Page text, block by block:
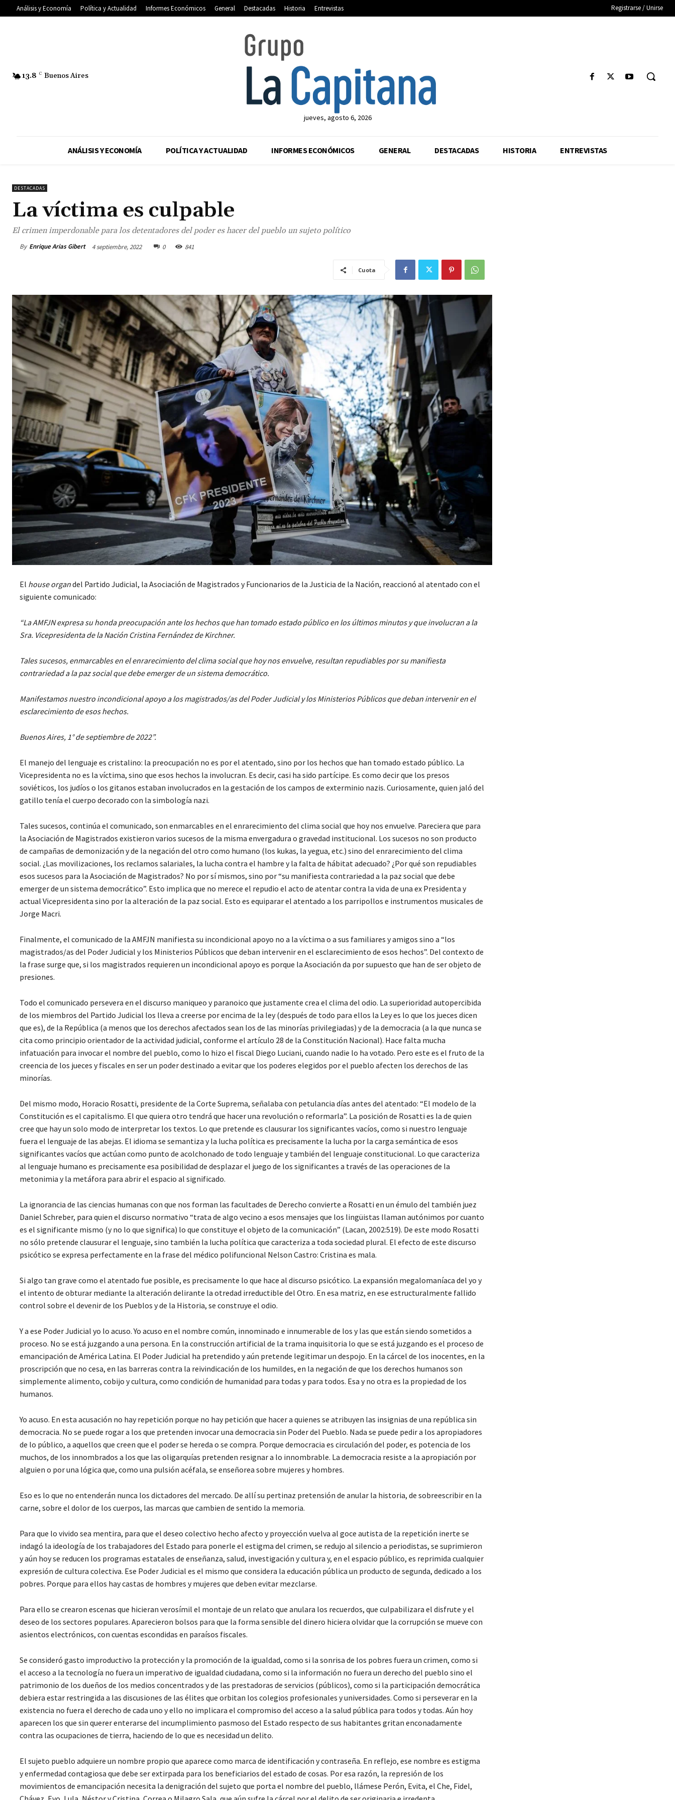
Análisis y Economía Política y Actualidad Informes Económicos General Destacadas Historia Entrevistas Registrarse / Unirse
13.8 C Buenos Aires
jueves, agosto 6, 2026
ANÁLISIS Y ECONOMÍA POLÍTICA Y ACTUALIDAD INFORMES ECONÓMICOS GENERAL DESTACADAS HISTORIA ENTREVISTAS
DESTACADAS
La víctima es culpable
El crimen imperdonable para los detentadores del poder es hacer del pueblo un sujeto político
By Enrique Arias Gibert 4 septiembre, 2022 0 841
Cuota
El house organdel Partido Judicial, la Asociación de Magistrados y Funcionarios de la Justicia de la Nación, reaccionó al atentado con el
siguiente comunicado:
“La AMFJN expresa su honda preocupación ante los hechos que han tomado estado público en los últimos minutos y que involucran a la
Sra. Vicepresidenta de la Nación Cristina Fernández de Kirchner.
Tales sucesos, enmarcables en el enrarecimiento del clima social que hoy nos envuelve, resultan repudiables por su manifiesta
contrariedad a la paz social que debe emerger de un sistema democrático.
Manifestamos nuestro incondicional apoyo a los magistrados/as del Poder Judicial y los Ministerios Públicos que deban intervenir en el
esclarecimiento de esos hechos.
Buenos Aires, 1° de septiembre de 2022”.
El manejo del lenguaje es cristalino: la preocupación no es por el atentado, sino por los hechos que han tomado estado público. La
Vicepresidenta no es la víctima, sino que esos hechos la involucran. Es decir, casi ha sido partícipe. Es como decir que los presos
soviéticos, los judíos o los gitanos estaban involucrados en la gestación de los campos de exterminio nazis. Curiosamente, quien jaló del
gatillo tenía el cuerpo decorado con la simbología nazi.
Tales sucesos, continúa el comunicado, son enmarcables en el enrarecimiento del clima social que hoy nos envuelve. Pareciera que para
la Asociación de Magistrados existieron varios sucesos de la misma envergadura o gravedad institucional. Los sucesos no son producto
de campañas de demonización y de la negación del otro como humano (los kukas, la yegua, etc.) sino del enrarecimiento del clima
social. ¿Las movilizaciones, los reclamos salariales, la lucha contra el hambre y la falta de hábitat adecuado? ¿Por qué son repudiables
esos sucesos para la Asociación de Magistrados? No por sí mismos, sino por “su manifiesta contrariedad a la paz social que debe
emerger de un sistema democrático”. Esto implica que no merece el repudio el acto de atentar contra la vida de una ex Presidenta y
actual Vicepresidenta sino por la alteración de la paz social. Esto es equiparar el atentado a los parripollos e instrumentos musicales de
Jorge Macri.
Finalmente, el comunicado de la AMFJN manifiesta su incondicional apoyo no a la víctima o a sus familiares y amigos sino a “los
magistrados/as del Poder Judicial y los Ministerios Públicos que deban intervenir en el esclarecimiento de esos hechos”. Del contexto de
la frase surge que, si los magistrados requieren un incondicional apoyo es porque la Asociación da por supuesto que han de ser objeto de
presiones.
Todo el comunicado persevera en el discurso maniqueo y paranoico que justamente crea el clima del odio. La superioridad autopercibida
de los miembros del Partido Judicial los lleva a creerse por encima de la ley (después de todo para ellos la Ley es lo que los jueces dicen
que es), de la República (a menos que los derechos afectados sean los de las minorías privilegiadas) y de la democracia (a la que nunca se
cita como principio orientador de la actividad judicial, conforme el artículo 28 de la Constitución Nacional). Hace falta mucha
infatuación para invocar el nombre del pueblo, como lo hizo el fiscal Diego Luciani, cuando nadie lo ha votado. Pero este es el fruto de la
creencia de los jueces y fiscales en ser un poder destinado a evitar que los poderes elegidos por el pueblo afecten los derechos de las
minorías.
Del mismo modo, Horacio Rosatti, presidente de la Corte Suprema, señalaba con petulancia días antes del atentado: “El modelo de la
Constitución es el capitalismo. El que quiera otro tendrá que hacer una revolución o reformarla”. La posición de Rosatti es la de quien
cree que hay un solo modo de interpretar los textos. Lo que pretende es clausurar los significantes vacíos, como si nuestro lenguaje
fuera el lenguaje de las abejas. El idioma se semantiza y la lucha política es precisamente la lucha por la carga semántica de esos
significantes vacíos que actúan como punto de acolchonado de todo lenguaje y también del lenguaje constitucional. Lo que caracteriza
al lenguaje humano es precisamente esa posibilidad de desplazar el juego de los significantes a través de las operaciones de la
metonimia y la metáfora para abrir el espacio al significado.
La ignorancia de las ciencias humanas con que nos forman las facultades de Derecho convierte a Rosatti en un émulo del también juez
Daniel Schreber, para quien el discurso normativo “trata de algo vecino a esos mensajes que los lingüistas llaman autónimos por cuanto
es el significante mismo (y no lo que significa) lo que constituye el objeto de la comunicación” (Lacan, 2002:519). De este modo Rosatti
no sólo pretende clausurar el lenguaje, sino también la lucha política que caracteriza a toda sociedad plural. El efecto de este discurso
psicótico se expresa perfectamente en la frase del médico polifuncional Nelson Castro: Cristina es mala.
Si algo tan grave como el atentado fue posible, es precisamente lo que hace al discurso psicótico. La expansión megalomaníaca del yo y
el intento de obturar mediante la alteración delirante la otredad irreductible del Otro. En esa matriz, en ese estructuralmente fallido
control sobre el devenir de los Pueblos y de la Historia, se construye el odio.
Y a ese Poder Judicial yo lo acuso. Yo acuso en el nombre común, innominado e innumerable de los y las que están siendo sometidos a
proceso. No se está juzgando a una persona. En la construcción artificial de la trama inquisitoria lo que se está juzgando es el proceso de
emancipación de América Latina. El Poder Judicial ha pretendido y aún pretende legitimar un despojo. En la cárcel de los inocentes, en la
proscripción que no cesa, en las barreras contra la reivindicación de los humildes, en la negación de que los derechos humanos son
simplemente alimento, cobijo y cultura, como condición de humanidad para todas y para todos. Esa y no otra es la propiedad de los
humanos.
Yo acuso. En esta acusación no hay repetición porque no hay petición que hacer a quienes se atribuyen las insignias de una república sin
democracia. No se puede rogar a los que pretenden invocar una democracia sin Poder del Pueblo. Nada se puede pedir a los apropiadores
de lo público, a aquellos que creen que el poder se hereda o se compra. Porque democracia es circulación del poder, es potencia de los
muchos, de los innombrados a los que las oligarquías pretenden resignar a lo innombrable. La democracia resiste a la apropiación por
alguien o por una lógica que, como una pulsión acéfala, se enseñorea sobre mujeres y hombres.
Eso es lo que no entenderán nunca los dictadores del mercado. De allí su pertinaz pretensión de anular la historia, de sobreescribir en la
carne, sobre el dolor de los cuerpos, las marcas que cambien de sentido la memoria.
Para que lo vivido sea mentira, para que el deseo colectivo hecho afecto y proyección vuelva al goce autista de la repetición inerte se
indagó la ideología de los trabajadores del Estado para ponerle el estigma del crimen, se redujo al silencio a periodistas, se suprimieron
y aún hoy se reducen los programas estatales de enseñanza, salud, investigación y cultura y, en el espacio público, es reprimida cualquier
expresión de cultura colectiva. Ese Poder Judicial es el mismo que considera la educación pública un producto de segunda, dedicado a los
pobres. Porque para ellos hay castas de hombres y mujeres que deben evitar mezclarse.
Para ello se crearon escenas que hicieran verosímil el montaje de un relato que anulara los recuerdos, que culpabilizara el disfrute y el
deseo de los sectores populares. Aparecieron bolsos para que la forma sensible del dinero hiciera olvidar que la corrupción se mueve con
asientos electrónicos, con cuentas escondidas en paraísos fiscales.
Se consideró gasto improductivo la protección y la promoción de la igualdad, como si la sonrisa de los pobres fuera un crimen, como si
el acceso a la tecnología no fuera un imperativo de igualdad ciudadana, como si la información no fuera un derecho del pueblo sino el
patrimonio de los dueños de los medios concentrados y de las prestadoras de servicios (públicos), como si la participación democrática
debiera estar restringida a las discusiones de las élites que orbitan los colegios profesionales y universidades. Como si perseverar en la
existencia no fuera el derecho de cada uno y ello no implicara el compromiso del acceso a la salud pública para todos y todas. Aún hoy
aparecen los que sin querer enterarse del incumplimiento pasmoso del Estado respecto de sus habitantes gritan enconadamente
contra las ocupaciones de tierra, haciendo de lo que es necesidad un delito.
El sujeto pueblo adquiere un nombre propio que aparece como marca de identificación y contraseña. En reflejo, ese nombre es estigma
y enfermedad contagiosa que debe ser extirpada para los beneficiarios del estado de cosas. Por esa razón, la represión de los
movimientos de emancipación necesita la denigración del sujeto que porta el nombre del pueblo, llámese Perón, Evita, el Che, Fidel,